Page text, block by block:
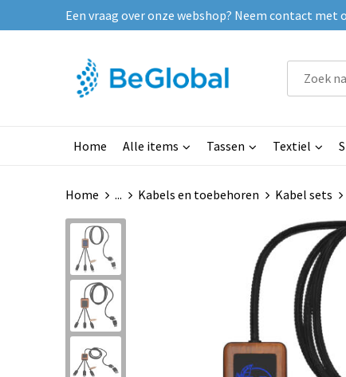
Een vraag over onze webshop? Neem contact met
Home Alle items Tassen Textiel
Home ... Kabels en toebehoren Kabel sets